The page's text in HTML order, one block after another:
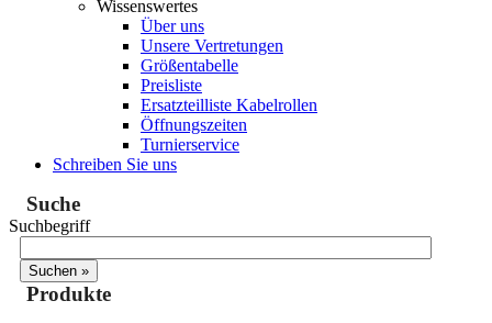
Wissenswertes
Über uns
Unsere Vertretungen
Größentabelle
Preisliste
Ersatzteilliste Kabelrollen
Öffnungszeiten
Turnierservice
Schreiben Sie uns
Suche
Suchbegriff
Produkte